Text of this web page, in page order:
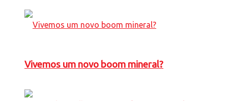
Vivemos um novo boom mineral?